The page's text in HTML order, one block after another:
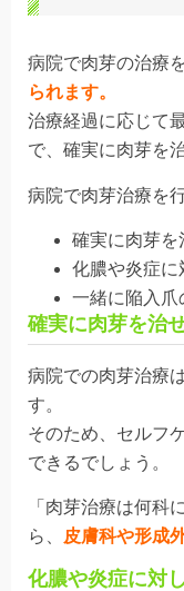
病院で肉芽の治療
られます。
治療経過に応じて
で、確実に肉芽を
病院で肉芽治療を
確実に肉芽を
化膿や炎症に
一緒に陥入爪
確実に肉芽を治
病院での肉芽治療
す。
そのため、セルフ
できるでしょう。
「肉芽治療は何科
ら、
皮膚科や形成
化膿や炎症に対